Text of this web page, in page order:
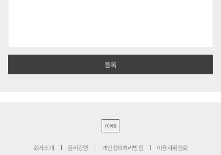
PC버전
회사소개 윤리강령 개인정보처리방침 이용자위원회